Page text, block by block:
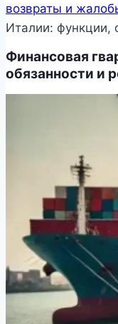
возвраты и
Италии: функции,
Финансовая
обязанности и